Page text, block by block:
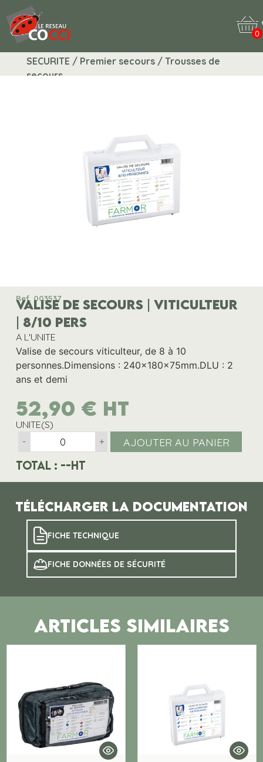
0
SECURITE / Premier secours / Trousses de
secours
Ref. 003537
VALISE DE SECOURS | VITICULTEUR
| 8/10 PERS
A L'UNITE
Valise de secours viticulteur, de 8 à 10
personnes.Dimensions : 240x180x75mm.DLU : 2
ans et demi
52,90 € HT
UNITE(S)
-
+ AJOUTER AU PANIER
Total : --HT
Télécharger la documentation
FICHE TECHNIQUE
FICHE DONNÉES DE SÉCURITÉ
ARTICLES SIMILAIRES